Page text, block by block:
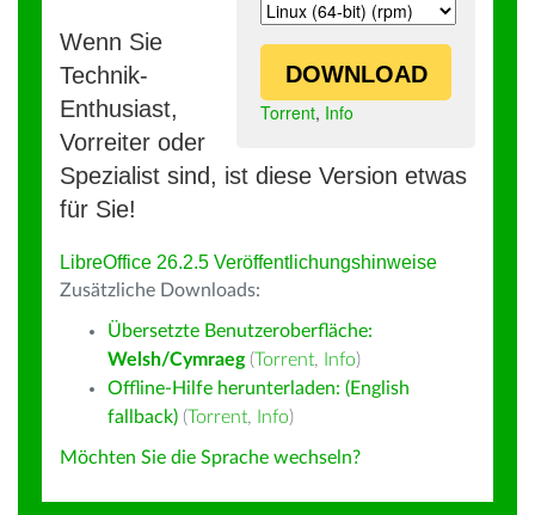
DOWNLOAD
Torrent, Info
Wenn Sie
Technik-
Enthusiast,
Vorreiter oder
Spezialist sind, ist diese Version etwas
für Sie!
LibreOffice 26.2.5 Veröffentlichungshinweise
Zusätzliche Downloads:
Übersetzte Benutzeroberfläche:
Welsh/Cymraeg (Torrent, Info)
Offline-Hilfe herunterladen: (English
fallback) (Torrent, Info)
Möchten Sie die Sprache wechseln?